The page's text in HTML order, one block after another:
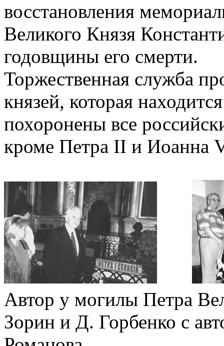
восстановления
Великого Князя
годовщины его смерти.
Торжественная служба
князей, которая
похоронены все
кроме Петра II и Иоанна
Автор у могилы Петра
Зорин и Д. Горбенко с